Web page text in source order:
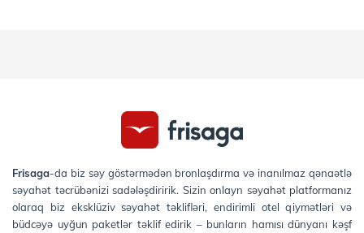
Frisaga-da biz səy göstərmədən bronlaşdırma və inanılmaz qənaətlə
səyahət təcrübənizi sadələşdiririk. Sizin onlayn səyahət platformanız
olaraq biz eksklüziv səyahət təklifləri, endirimli otel qiymətləri və
büdcəyə uyğun paketlər təklif edirik – bunların hamısı dünyanı kəşf